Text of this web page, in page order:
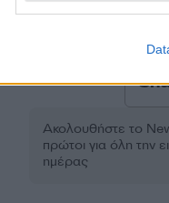
FINAL
Ακολουθήστε το
πρώτοι για όλη την
ημέρας